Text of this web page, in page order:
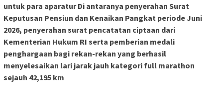
untuk para aparatur Di antaranya penyerahan Surat
Keputusan Pensiun dan Kenaikan Pangkat periode Juni
2026, penyerahan surat pencatatan ciptaan dari
Kementerian Hukum RI serta pemberian medali
penghargaan bagi rekan-rekan yang berhasil
menyelesaikan lari jarak jauh kategori full marathon
sejauh 42,195 km